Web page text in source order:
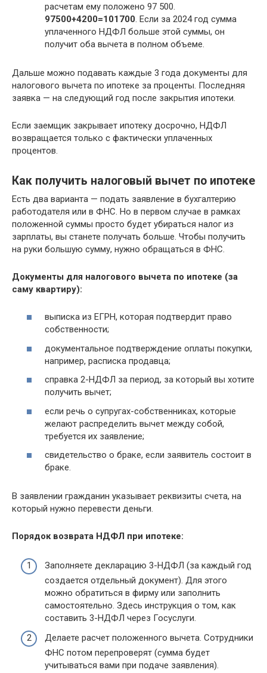
расчетам ему положено 97 500.
97500+4200=101700. Если за 2024 год сумма
уплаченного НДФЛ больше этой суммы, он
получит оба вычета в полном объеме.
Дальше можно подавать каждые 3 года документы для
налогового вычета по ипотеке за проценты. Последняя
заявка — на следующий год после закрытия ипотеки.
Если заемщик закрывает ипотеку досрочно, НДФЛ
возвращается только с фактически уплаченных
процентов.
Как получить налоговый вычет по ипотеке
Есть два варианта — подать заявление в бухгалтерию
работодателя или в ФНС. Но в первом случае в рамках
положенной суммы просто будет убираться налог из
зарплаты, вы станете получать больше. Чтобы получить
на руки большую сумму, нужно обращаться в ФНС.
Документы для налогового вычета по ипотеке (за
саму квартиру):
выписка из ЕГРН, которая подтвердит право
собственности;
документальное подтверждение оплаты покупки,
например, расписка продавца;
справка 2-НДФЛ за период, за который вы хотите
получить вычет;
если речь о супругах-собственниках, которые
желают распределить вычет между собой,
требуется их заявление;
свидетельство о браке, если заявитель состоит в
браке.
В заявлении гражданин указывает реквизиты счета, на
который нужно перевести деньги.
Порядок возврата НДФЛ при ипотеке:
Заполняете декларацию 3-НДФЛ (за каждый год
создается отдельный документ). Для этого
можно обратиться в фирму или заполнить
самостоятельно. Здесь инструкция о том, как
составить 3-НДФЛ через Госуслуги.
Делаете расчет положенного вычета. Сотрудники
ФНС потом перепроверят (сумма будет
учитываться вами при подаче заявления).